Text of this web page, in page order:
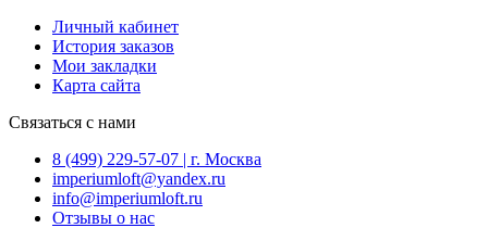
Личный кабинет
История заказов
Мои закладки
Карта сайта
Связаться с нами
8 (499) 229-57-07 | г. Москва
imperiumloft@yandex.ru
info@imperiumloft.ru
Отзывы о нас